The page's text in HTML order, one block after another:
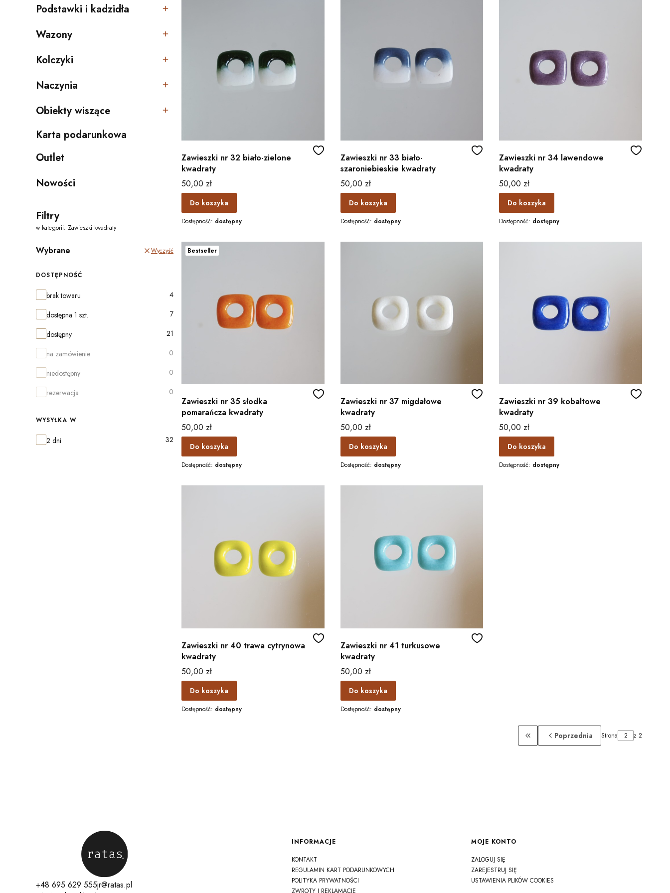
Kategoria - Podstawki i kadzidła
Podstawki i kadzidła
Kategoria - Wazony
Wazony
Kategoria - Kolczyki
Kolczyki
Kategoria - Naczynia
Naczynia
Kategoria - Obiekty wiszące
Obiekty wiszące
Kategoria - Karta podarunkowa
Karta podarunkowa
Kategoria - Outlet
Outlet
Nowości
Filtry
w kategorii: Zawieszki kwadraty
Wybrane Wyczyść
DOSTĘPNOŚĆ
Dostępność
brak towaru 4
dostępna 1 szt. 7
dostępny 21
na zamówienie 0
niedostępny 0
rezerwacja 0
WYSYŁKA W
Wysyłka w
2 dni 32
Zawieszki nr 32 biało-zielone
kwadraty
Cena
50,00 zł
Do koszyka
Dostępność: dostępny
Zawieszki nr 33 biało-
szaroniebieskie kwadraty
Cena
50,00 zł
Do koszyka
Dostępność: dostępny
Zawieszki nr 34 lawendowe
kwadraty
Cena
50,00 zł
Do koszyka
Dostępność: dostępny
Bestseller
Zawieszki nr 35 słodka
pomarańcza kwadraty
Cena
50,00 zł
Do koszyka
Dostępność: dostępny
Zawieszki nr 37 migdałowe
kwadraty
Cena
50,00 zł
Do koszyka
Dostępność: dostępny
Zawieszki nr 39 kobaltowe
kwadraty
Cena
50,00 zł
Do koszyka
Dostępność: dostępny
Zawieszki nr 40 trawa cytrynowa
kwadraty
Cena
50,00 zł
Do koszyka
Dostępność: dostępny
Zawieszki nr 41 turkusowe
kwadraty
Cena
50,00 zł
Do koszyka
Dostępność: dostępny
Wróć do pierwszej strony z produktami
Poprzednia Strona z 2
+48 695 629 555jr@ratas.pl
Linki w stopce
INFORMACJE
KONTAKT
REGULAMIN KART PODARUNKOWYCH
POLITYKA PRYWATNOŚCI
ZWROTY I REKLAMACJE
MOJE KONTO
ZALOGUJ SIĘ
ZAREJESTRUJ SIĘ
USTAWIENIA PLIKÓW COOKIES